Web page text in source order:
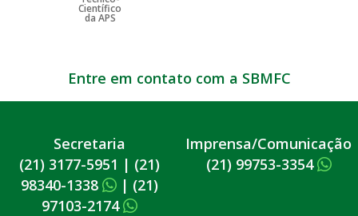
Entre em contato com a SBMFC
Secretaria
(21) 3177-5951 | (21)
98340-1338
| (21)
97103-2174
Imprensa/Comunicação
(21) 99753-3354